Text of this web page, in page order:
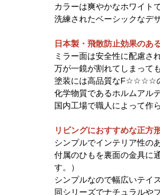
カラーは爽やかなホワイト
洗練されたベーシックなデ
日本製・飛散防止効果のあ
ミラー面は安全性に配慮さ
万が一鏡が割れてしまって
塗装には高品質なF☆☆☆☆の
化学物質であるホルムアル
国内工場で職人によって作
リビングにおすすめな正方
シンプルでインテリア性の
付属のひもを裏面の金具に
す。）
シンプルなので幅広いテイ
同シリーズでナチュラルや